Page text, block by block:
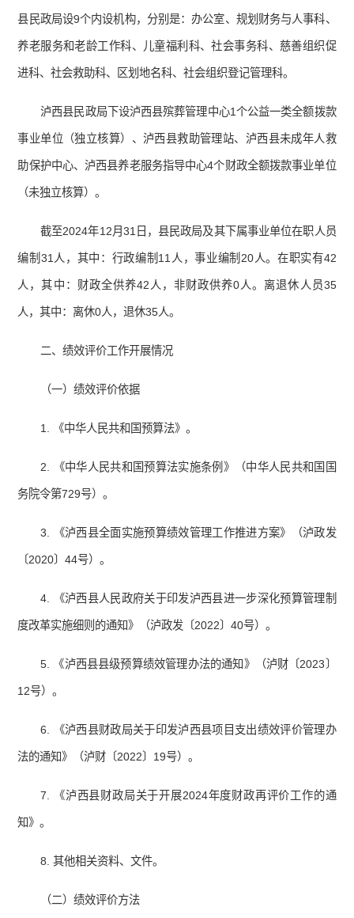
县民政局设9个内设机构，分别是：办公室、规划财务与人事科、
养老服务和老龄工作科、儿童福利科、社会事务科、慈善组织促
进科、社会救助科、区划地名科、社会组织登记管理科。
泸西县民政局下设泸西县殡葬管理中心1个公益一类全额拨款
事业单位（独立核算）、泸西县救助管理站、泸西县未成年人救
助保护中心、泸西县养老服务指导中心4个财政全额拨款事业单位
（未独立核算）。
截至2024年12月31日，县民政局及其下属事业单位在职人员
编制31人，其中：行政编制11人，事业编制20人。在职实有42
人，其中：财政全供养42人，非财政供养0人。离退休人员35
人，其中：离休0人，退休35人。
二、绩效评价工作开展情况
（一）绩效评价依据
1. 《中华人民共和国预算法》。
2. 《中华人民共和国预算法实施条例》（中华人民共和国国
务院令第729号）。
3. 《泸西县全面实施预算绩效管理工作推进方案》（泸政发
〔2020〕44号）。
4. 《泸西县人民政府关于印发泸西县进一步深化预算管理制
度改革实施细则的通知》（泸政发〔2022〕40号）。
5. 《泸西县县级预算绩效管理办法的通知》（泸财〔2023〕
12号）。
6. 《泸西县财政局关于印发泸西县项目支出绩效评价管理办
法的通知》（泸财〔2022〕19号）。
7. 《泸西县财政局关于开展2024年度财政再评价工作的通
知》。
8. 其他相关资料、文件。
（二）绩效评价方法